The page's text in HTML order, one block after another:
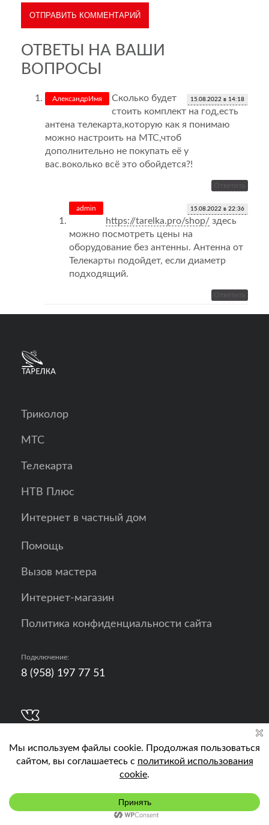
ОТВЕТЫ НА ВАШИ
ВОПРОСЫ
АлександрИмя 15.08.2022 в 14:18
Сколько будет
стоить комплект на год,есть
антена телекарта,которую как я понимаю
можно настроить на МТС,чтоб
дополнительно не покупать её у
вас.воколько всё это обойдется?!
Ответить
admin 15.08.2022 в 22:36
https://tarelka.pro/shop/ здесь
можно посмотреть цены на
оборудование без антенны. Антенна от
Телекарты подойдет, если диаметр
подходящий.
Ответить
Подключить
Триколор
МТС
Телекарта
НТВ Плюс
Интернет в частный дом
Помощь
Вызов мастера
Интернет-магазин
Политика конфиденциальности сайта
Подключение:
8 (958) 197 77 51
Кислород